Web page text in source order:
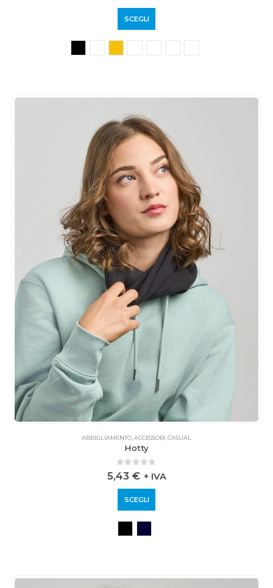
SCEGLI
ABBIGLIAMENTO,ACCESSORI,CASUAL
Hotty
0 out of 5
5,43 € + IVA
SCEGLI